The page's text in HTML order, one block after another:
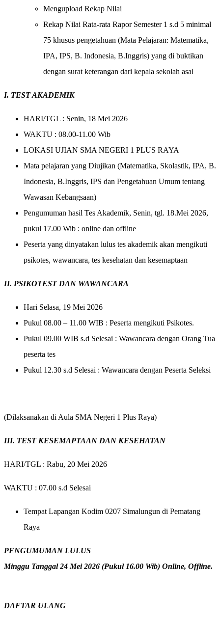
Mengupload Rekap Nilai
Rekap Nilai Rata-rata Rapor Semester 1 s.d 5 minimal
75 khusus pengetahuan (Mata Pelajaran: Matematika,
IPA, IPS, B. Indonesia, B.Inggris) yang di buktikan
dengan surat keterangan dari kepala sekolah asal
I. TEST AKADEMIK
HARI/TGL : Senin, 18 Mei 2026
WAKTU : 08.00-11.00 Wib
LOKASI UJIAN SMA NEGERI 1 PLUS RAYA
Mata pelajaran yang Diujikan (Matematika, Skolastik, IPA, B.
Indonesia, B.Inggris, IPS dan Pengetahuan Umum tentang
Wawasan Kebangsaan)
Pengumuman hasil Tes Akademik, Senin, tgl. 18.Mei 2026,
pukul 17.00 Wib : online dan offline
Peserta yang dinyatakan lulus tes akademik akan mengikuti
psikotes, wawancara, tes kesehatan dan kesemaptaan
II. PSIKOTEST DAN WAWANCARA
Hari Selasa, 19 Mei 2026
Pukul 08.00 – 11.00 WIB : Peserta mengikuti Psikotes.
Pukul 09.00 WIB s.d Selesai : Wawancara dengan Orang Tua
peserta tes
Pukul 12.30 s.d Selesai : Wawancara dengan Peserta Seleksi
(Dilaksanakan di Aula SMA Negeri 1 Plus Raya)
III. TEST KESEMAPTAAN DAN KESEHATAN
HARI/TGL : Rabu, 20 Mei 2026
WAKTU : 07.00 s.d Selesai
Tempat Lapangan Kodim 0207 Simalungun di Pematang
Raya
PENGUMUMAN LULUS
Minggu Tanggal 24 Mei 2026 (Pukul 16.00 Wib) Online, Offline.
DAFTAR ULANG